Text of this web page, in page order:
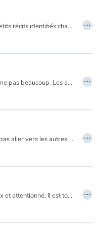
Mi est le héros de cinq petits récits identifiés chacun par une couleur (bleu, vert, rouge, jaune, et rose) et émaillés de situations pleines de poésie. Des histoires courtes pour les tout-petits, animées de dessins en noir et blanc au trait original, qui nous plongent dans un univers onirique et singulier. …
Petit carré Jaloux ne s'aime pas beaucoup. Les autres sont tellement mieux que lui... …
Petit carré Timide n’ose pas aller vers les autres, il préfère se cacher. On n’entend pas sa voix et parfois, il est presque invisible… …
Petit carré Gentil est doux et attentionné. Il est toujours ravi d'aider ses amis. Mais à trop vouloir aider, on se retrouve vite fatigué... …